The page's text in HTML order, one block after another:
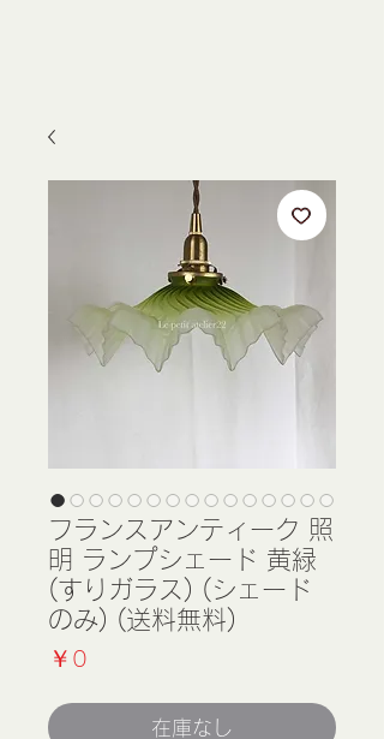
フランスアンティーク 照
明 ランプシェード 黄緑
(すりガラス) (シェード
のみ) (送料無料)
￥0
在庫なし